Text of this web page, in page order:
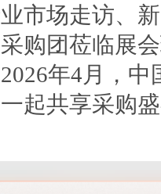
市场走访、
购团莅临展
年4月，
起共享采购